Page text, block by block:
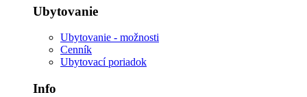
Ubytovanie
Ubytovanie - možnosti
Cenník
Ubytovací poriadok
Info